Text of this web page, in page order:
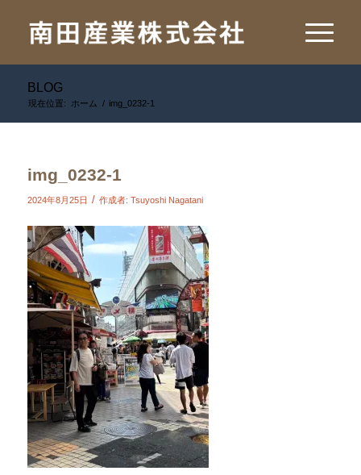
BLOG
現在位置: ホーム / img_0232-1
img_0232-1
2024年8月25日 / 作成者: Tsuyoshi Nagatani